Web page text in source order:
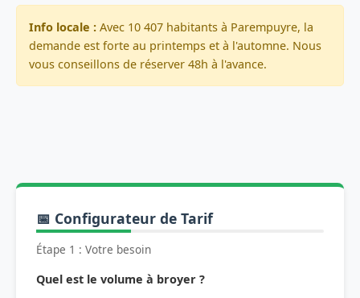
Info locale : Avec 10 407 habitants à Parempuyre, la
demande est forte au printemps et à l'automne. Nous
vous conseillons de réserver 48h à l'avance.
📅 Configurateur de Tarif
Étape 1 : Votre besoin
Quel est le volume à broyer ?